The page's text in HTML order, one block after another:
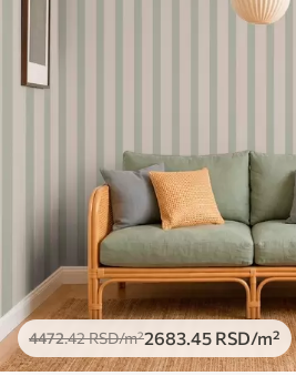
4472.42RSD/m²2683.45 RSD/m²